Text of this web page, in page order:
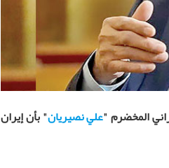
المخضرم "علي نصيريان" بأن إيران